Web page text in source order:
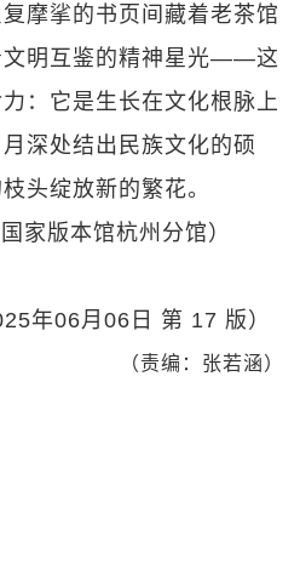
摩挲的书页间藏着老茶馆
文明互鉴的精神星光——这
：它是生长在文化根脉上
深处结出民族文化的硕
头绽放新的繁花。
家版本馆杭州分馆）
年06月06日 第 17 版）
（责编：张若涵）